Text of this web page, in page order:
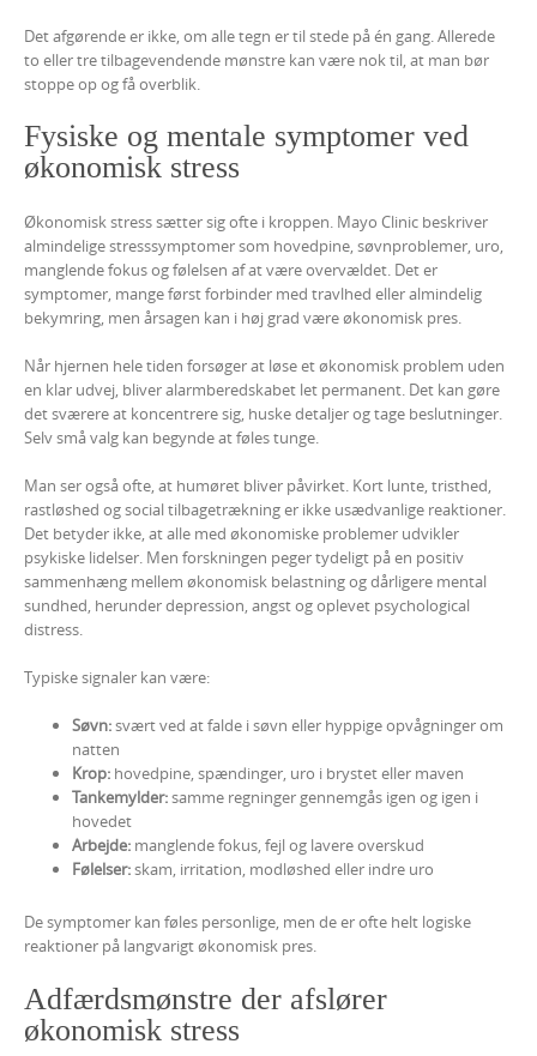
Det afgørende er ikke, om alle tegn er til stede på én gang. Allerede
to eller tre tilbagevendende mønstre kan være nok til, at man bør
stoppe op og få overblik.
Fysiske og mentale symptomer ved
økonomisk stress
Økonomisk stress sætter sig ofte i kroppen. Mayo Clinic beskriver
almindelige stresssymptomer som hovedpine, søvnproblemer, uro,
manglende fokus og følelsen af at være overvældet. Det er
symptomer, mange først forbinder med travlhed eller almindelig
bekymring, men årsagen kan i høj grad være økonomisk pres.
Når hjernen hele tiden forsøger at løse et økonomisk problem uden
en klar udvej, bliver alarmberedskabet let permanent. Det kan gøre
det sværere at koncentrere sig, huske detaljer og tage beslutninger.
Selv små valg kan begynde at føles tunge.
Man ser også ofte, at humøret bliver påvirket. Kort lunte, tristhed,
rastløshed og social tilbagetrækning er ikke usædvanlige reaktioner.
Det betyder ikke, at alle med økonomiske problemer udvikler
psykiske lidelser. Men forskningen peger tydeligt på en positiv
sammenhæng mellem økonomisk belastning og dårligere mental
sundhed, herunder depression, angst og oplevet psychological
distress.
Typiske signaler kan være:
Søvn:svært ved at falde i søvn eller hyppige opvågninger om
natten
Krop: hovedpine, spændinger, uro i brystet eller maven
Tankemylder:samme regninger gennemgås igen og igen i
hovedet
Arbejde: manglende fokus, fejl og lavere overskud
Følelser:skam, irritation, modløshed eller indre uro
De symptomer kan føles personlige, men de er ofte helt logiske
reaktioner på langvarigt økonomisk pres.
Adfærdsmønstre der afslører
økonomisk stress